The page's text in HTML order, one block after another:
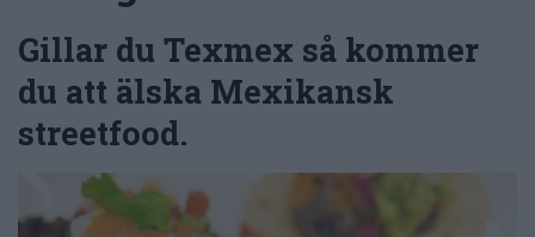
Gillar du Texmex så kommer
du att älska Mexikansk
streetfood.